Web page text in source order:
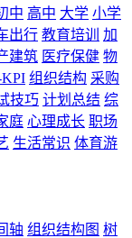
中 高中 大学 小学
出行 教育培训
加
建筑 医疗保健 物
组织结构 采购
技巧 计划总结 综
庭 心理成长 职场
生活常识 体育游
轴 组织结构图 树